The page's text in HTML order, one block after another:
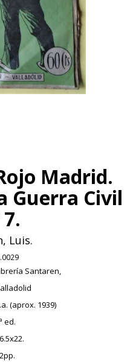
Madrid.
Guerra Civil
Luis.
Santaren,
(aprox. 1939)
ed.